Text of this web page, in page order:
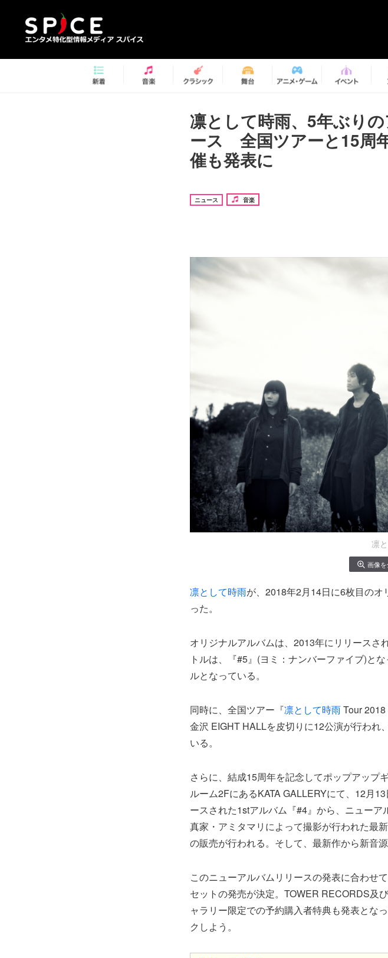
凛として時雨、5年ぶり
ース 全国ツアーと15周
催も発表に
ニュース 音楽
凛
画像を
凛として時雨が、2018年2月14日に6枚目の
った。
オリジナルアルバムは、2013年にリリースさ
トルは、『#5』(ヨミ：ナンバーファイブ)と
ルとなっている。
同時に、全国ツアー『凛として時雨Tour
金沢 EIGHT HALLを皮切りに12公演が行われ
いる。
さらに、結成15周年を記念してポップアップ
ルーム2FにあるKATA GALLERYにて、12月
ースされた1stアルバム『#4』から、ニュー
真家・アミタマリによって撮影が行われた最
の販売が行われる。そして、最新作から新音
このニューアルバムリリースの発表に合わせ
セットの発売が決定。TOWER RECORDS及
ャラリー限定での予約購入者特典も発表とな
クしよう。